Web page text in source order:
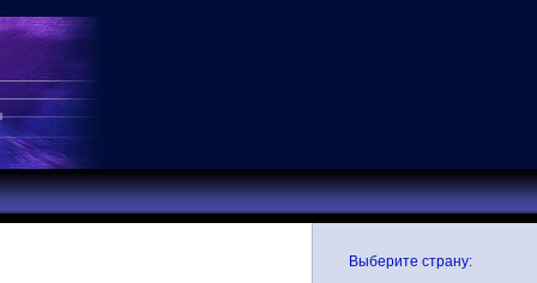
Выберите страну: